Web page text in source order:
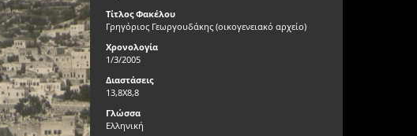
Τίτλος Φακέλου
Γρηγόριος Γεωργουδάκης (οικογενειακό αρχείο)
Χρονολογία
1/3/2005
Διαστάσεις
13,8Χ8,8
Γλώσσα
Ελληνική